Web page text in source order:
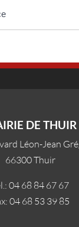
DE THUIR
Léon-Jean
66300 Thuir
04 68 84 67 67
04 68 53 39 85